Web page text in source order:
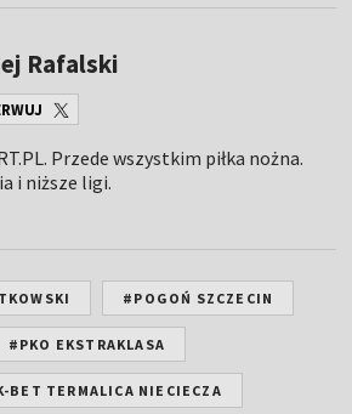
Rafalski
Przede wszystkim piłka nożna.
i niższe ligi.
#POGOŃ SZCZECIN
#PKO EKSTRAKLASA
BET TERMALICA NIECIECZA